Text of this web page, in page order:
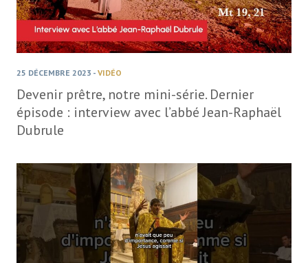
25 DÉCEMBRE 2023 - VIDÉO
Devenir prêtre, notre mini-série. Dernier
épisode : interview avec l’abbé Jean-Raphaël
Dubrule